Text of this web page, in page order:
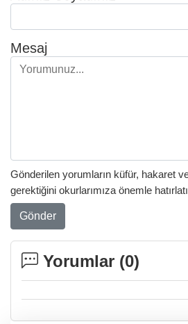
Mesaj
Gönderilen yorumların küfür, hakaret
gerektiğini okurlarımıza önemle
Gönder
Yorumlar (0)